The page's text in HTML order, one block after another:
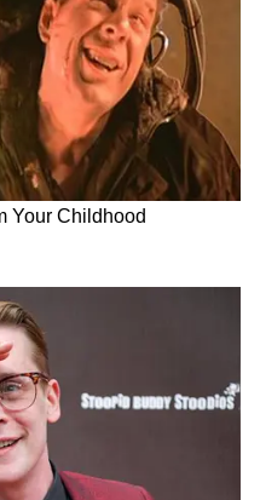
এই জনকল্যাণমূলক
করার নির্দেশ